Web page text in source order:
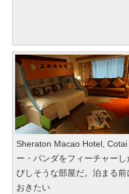
Sheraton Macao Hotel,
ー・パンダをフィーチャー
びしそうな部屋だ。泊まる
おきたい